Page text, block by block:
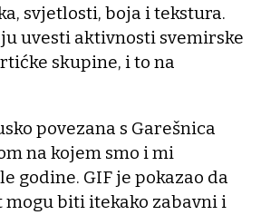
svjetlosti, boja i tekstura.
uvesti aktivnosti svemirske
skupine, i to na
povezana s Garešnica
na kojem smo i mi
godine. GIF je pokazao da
mogu biti itekako zabavni i